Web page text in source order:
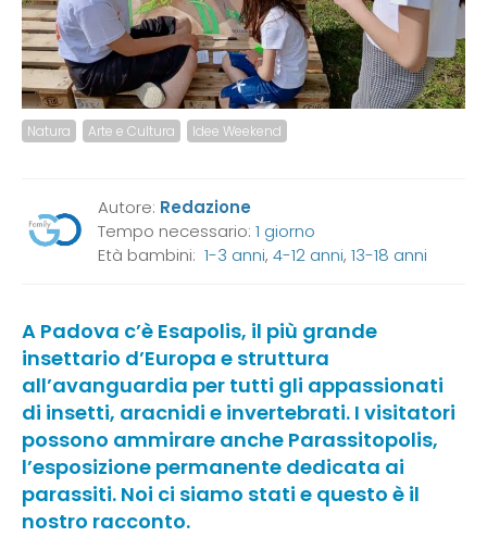
Natura Arte e Cultura Idee Weekend
Autore: Redazione
Tempo necessario: 1 giorno
Età bambini: 1-3 anni, 4-12 anni, 13-18 anni
A Padova c’è Esapolis, il più grande
insettario d’Europa e struttura
all’avanguardia per tutti gli appassionati
di insetti, aracnidi e invertebrati. I visitatori
possono ammirare anche Parassitopolis,
l’esposizione permanente dedicata ai
parassiti. Noi ci siamo stati e questo è il
nostro racconto.